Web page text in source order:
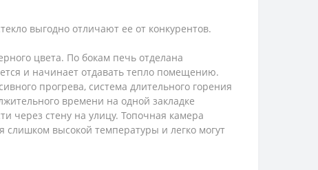
выгодно отличают ее от конкурентов.
цвета. По бокам печь отделана
и начинает отдавать тепло помещению.
прогрева, система длительного горения
времени на одной закладке
через стену на улицу. Топочная камера
слишком высокой температуры и легко могут